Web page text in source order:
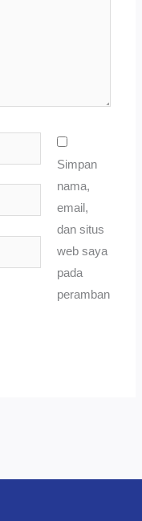
Simpan
nama,
email,
dan situs
web saya
pada
peramban